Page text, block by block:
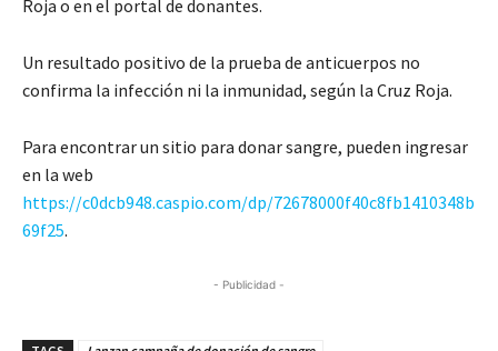
Roja o en el portal de donantes.
Un resultado positivo de la prueba de anticuerpos no
confirma la infección ni la inmunidad, según la Cruz Roja.
Para encontrar un sitio para donar sangre, pueden ingresar
en la web
https://c0dcb948.caspio.com/dp/72678000f40c8fb1410348b
69f25.
- Publicidad -